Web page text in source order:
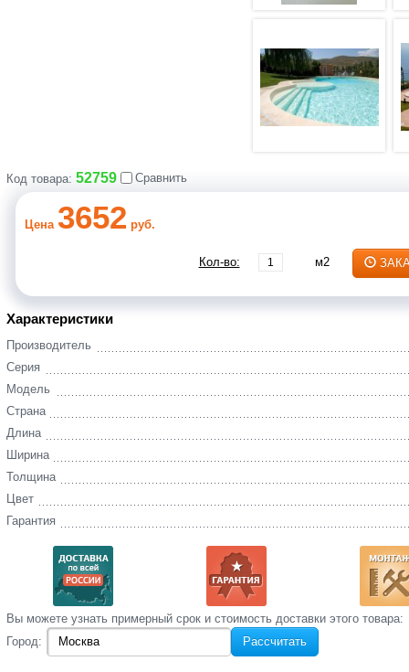
Код товара: 52759 Сравнить
Цена 3652 руб.
Кол-во: м2
Характеристики
Производитель
Серия
Модель
Страна
Длина
Ширина
Толщина
Цвет
Гарантия
Вы‌ можете‌ узнать‌ примерный срок и стоимость‌ доставки этого товара:
Город:
Рассчитать